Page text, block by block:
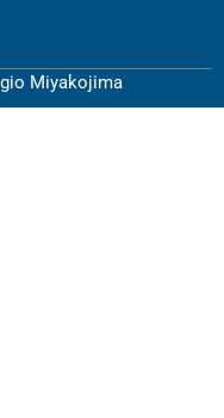
Miyakojima